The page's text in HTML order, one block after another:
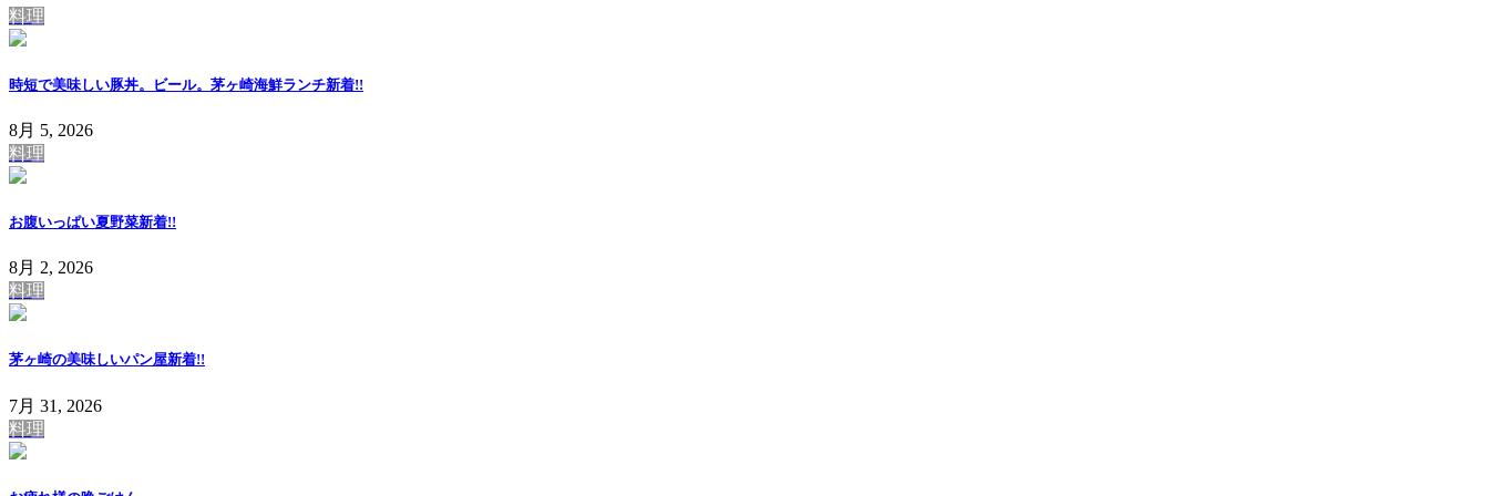
料理
時短で美味しい豚丼。ビール。茅ヶ崎海鮮ランチ新着!!
8月 5, 2026
料理
お腹いっぱい夏野菜新着!!
8月 2, 2026
料理
茅ヶ崎の美味しいパン屋新着!!
7月 31, 2026
料理